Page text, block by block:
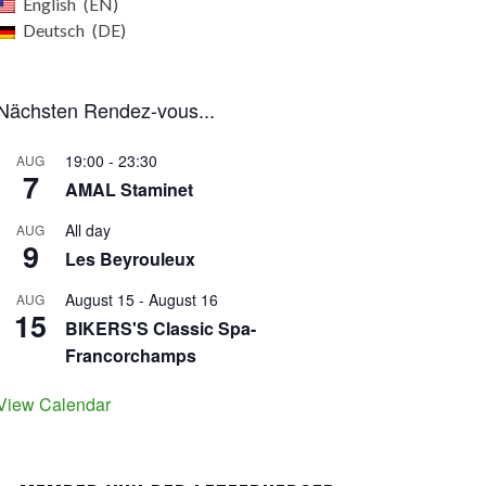
Deutsch
DE
Rendez-vous...
AUG
7
19:00 - 23:30
AMAL Staminet
AUG
9
All day
Les Beyrouleux
AUG
15
August 15 - August 16
BIKERS'S Classic Spa-
Francorchamps
Calendar